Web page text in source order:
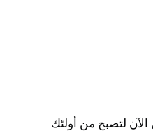
لتصبح من أولئك